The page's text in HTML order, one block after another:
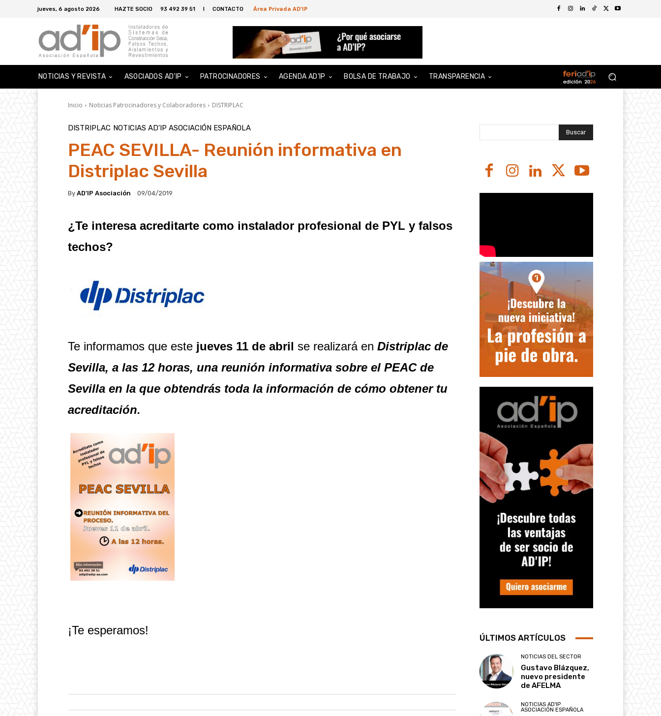
jueves, 6 agosto 2026 HAZTE SOCIO 93 492 39 51 I CONTACTO Área Privada AD'IP
NOTICIAS Y REVISTA ASOCIADOS AD’IP PATROCINADORES AGENDA AD’IP BOLSA DE TRABAJO TRANSPARENCIA
Inicio Noticias Patrocinadores y Colaboradores DISTRIPLAC
DISTRIPLAC NOTICIAS AD'IP ASOCIACIÓN ESPAÑOLA
PEAC SEVILLA- Reunión informativa en
Distriplac Sevilla
By AD'IP Asociación 09/04/2019
¿Te interesa acreditarte como instalador profesional de PYL y falsos
techos?
Te informamos que este jueves 11 de abril se realizará en Distriplac de
Sevilla, a las 12 horas, una reunión informativa sobre el PEAC de
Sevilla en la que obtendrás toda la información de cómo obtener tu
acreditación.
¡Te esperamos!
Buscar
ÚLTIMOS ARTÍCULOS
NOTICIAS DEL SECTOR
Gustavo Blázquez,
nuevo presidente
de AFELMA
NOTICIAS AD'IP
ASOCIACIÓN ESPAÑOLA